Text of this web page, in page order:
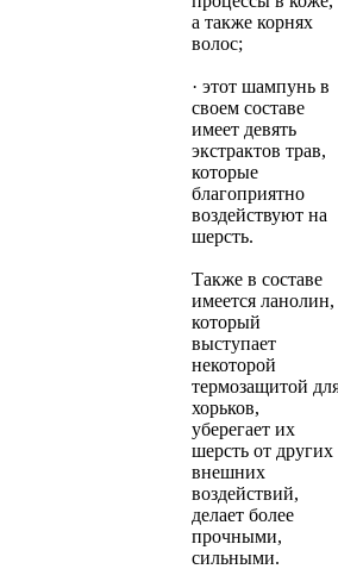
а также корнях
волос;
· этот шампунь в
своем составе
имеет девять
экстрактов трав,
которые
благоприятно
воздействуют на
шерсть.
Также в составе
имеется ланолин,
который
выступает
некоторой
термозащитой
хорьков,
уберегает их
шерсть от других
внешних
воздействий,
делает более
прочными,
сильными.